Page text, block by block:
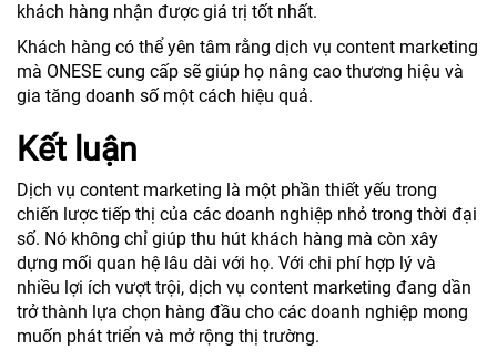
khách hàng nhận được giá trị tốt nhất.
Khách hàng có thể yên tâm rằng dịch vụ content marketing
mà ONESE cung cấp sẽ giúp họ nâng cao thương hiệu và
gia tăng doanh số một cách hiệu quả.
Kết luận
Dịch vụ content marketing là một phần thiết yếu trong
chiến lược tiếp thị của các doanh nghiệp nhỏ trong thời đại
số. Nó không chỉ giúp thu hút khách hàng mà còn xây
dựng mối quan hệ lâu dài với họ. Với chi phí hợp lý và
nhiều lợi ích vượt trội, dịch vụ content marketing đang dần
trở thành lựa chọn hàng đầu cho các doanh nghiệp mong
muốn phát triển và mở rộng thị trường.